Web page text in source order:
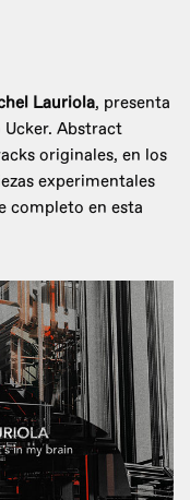
Lauriola, presenta
Ucker. Abstract
originales, en los
experimentales
completo en esta